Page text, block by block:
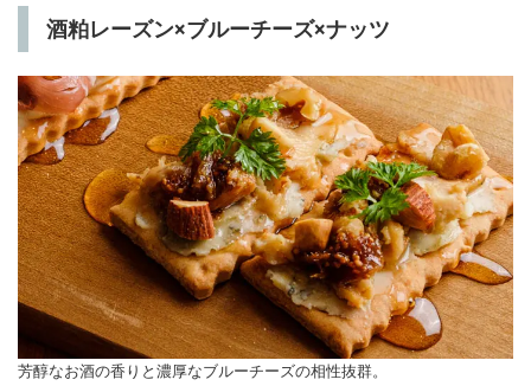
酒粕レーズン×ブルーチーズ×ナッツ
芳醇なお酒の香りと濃厚なブルーチーズの相性抜群。